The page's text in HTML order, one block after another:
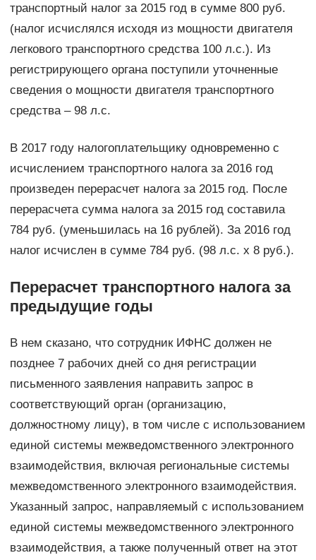
транспортный налог за 2015 год в сумме 800 руб.
(налог исчислялся исходя из мощности двигателя
легкового транспортного средства 100 л.с.). Из
регистрирующего органа поступили уточненные
сведения о мощности двигателя транспортного
средства – 98 л.с.
В 2017 году налогоплательщику одновременно с
исчислением транспортного налога за 2016 год
произведен перерасчет налога за 2015 год. После
перерасчета сумма налога за 2015 год составила
784 руб. (уменьшилась на 16 рублей). За 2016 год
налог исчислен в сумме 784 руб. (98 л.с. х 8 руб.).
Перерасчет транспортного налога за
предыдущие годы
В нем сказано, что сотрудник ИФНС должен не
позднее 7 рабочих дней со дня регистрации
письменного заявления направить запрос в
соответствующий орган (организацию,
должностному лицу), в том числе с использованием
единой системы межведомственного электронного
взаимодействия, включая региональные системы
межведомственного электронного взаимодействия.
Указанный запрос, направляемый с использованием
единой системы межведомственного электронного
взаимодействия, а также полученный ответ на этот